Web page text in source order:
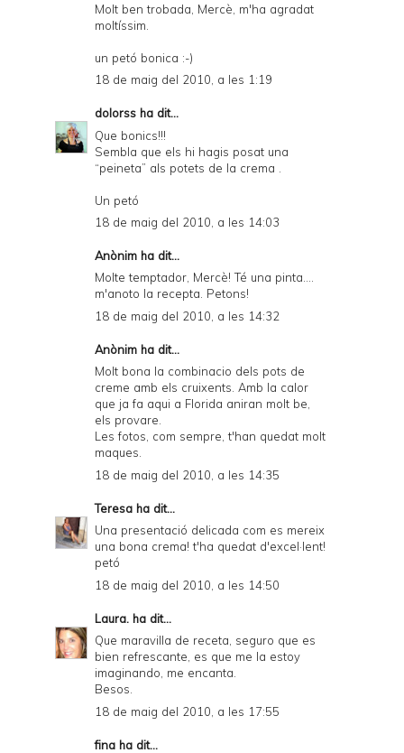
Molt ben trobada, Mercè, m'ha agradat
moltíssim.
un petó bonica :-)
18 de maig del 2010, a les 1:19
dolorss ha dit...
Que bonics!!!
Sembla que els hi hagis posat una
“peineta” als potets de la crema .
Un petó
18 de maig del 2010, a les 14:03
Anònim ha dit...
Molte temptador, Mercè! Té una pinta....
m'anoto la recepta. Petons!
18 de maig del 2010, a les 14:32
Anònim ha dit...
Molt bona la combinacio dels pots de
creme amb els cruixents. Amb la calor
que ja fa aqui a Florida aniran molt be,
els provare.
Les fotos, com sempre, t'han quedat molt
maques.
18 de maig del 2010, a les 14:35
Teresa ha dit...
Una presentació delicada com es mereix
una bona crema! t'ha quedat d'excel·lent!
petó
18 de maig del 2010, a les 14:50
Laura. ha dit...
Que maravilla de receta, seguro que es
bien refrescante, es que me la estoy
imaginando, me encanta.
Besos.
18 de maig del 2010, a les 17:55
fina ha dit...